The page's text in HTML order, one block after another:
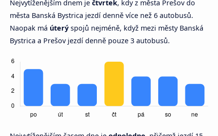
Nejvytíženějším dnem je čtvrtek, kdy z města Prešov do
města Banská Bystrica jezdí denně více než 6 autobusů.
Naopak má úterý spojů nejméně, když mezi městy Banská
Bystrica a Prešov jezdí denně pouze 3 autobusů.